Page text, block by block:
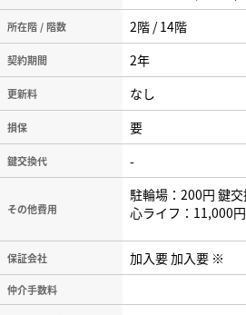
所在階 / 階数 2階 / 14階
契約期間 2年
更新料 なし
損保 要
鍵交換代 -
その他費用
駐輪場：200円 鍵
心ライフ：11,000
保証会社 加入要 加入要 ※
仲介手数料